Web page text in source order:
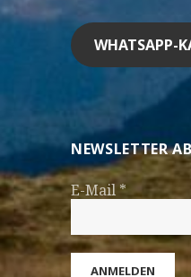
WHATSAPP-
NEWSLETTER
E-Mail *